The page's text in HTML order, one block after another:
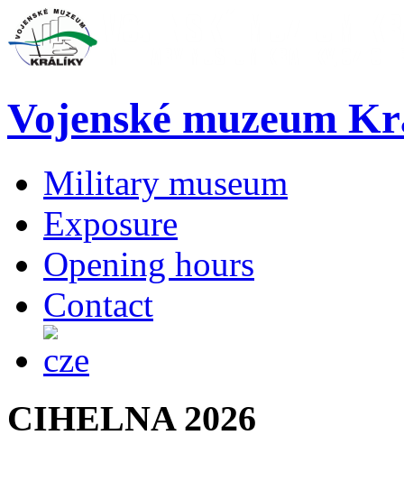
Vojenské muzeum
Military museum
Exposure
Opening hours
Contact
CIHELNA 2026